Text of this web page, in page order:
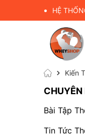
HỆ
Kiến
CHUYÊN
Bài Tập
Tin Tức